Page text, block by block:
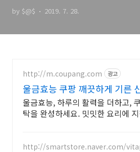
by $@$ 2019. 7. 28.
http://m.coupang.com 광고
울금효능 쿠팡 깨끗하게 기른
울금효능, 하루의 활력을 더하고,
탁을 완성하세요. 밋밋한 요리에
http://smartstore.naver.com/